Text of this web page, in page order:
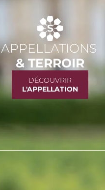
APPELLATIONS
& TERROIR
DÉCOUVRIR
L'APPELLATION